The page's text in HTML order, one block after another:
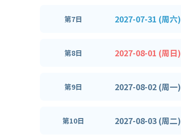
第7日 2027-07-31 (周六)
第8日 2027-08-01 (周日)
第9日 2027-08-02 (周一)
第10日 2027-08-03 (周二)